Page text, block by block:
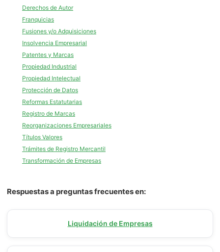
Derechos de Autor
Franquicias
Fusiones y/o Adquisiciones
Insolvencia Empresarial
Patentes y Marcas
Propiedad Industrial
Propiedad Intelectual
Protección de Datos
Reformas Estatutarias
Registro de Marcas
Reorganizaciones Empresariales
Títulos Valores
Trámites de Registro Mercantil
Transformación de Empresas
Respuestas a preguntas frecuentes en:
Liquidación de Empresas